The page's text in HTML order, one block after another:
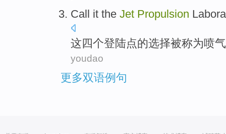
Call it the Jet Propulsion
这四个登陆点的选择被称为喷气
youdao
更多双语例句